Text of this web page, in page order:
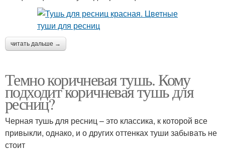
читать дальше →
Темно коричневая тушь. Кому
подходит коричневая тушь для
ресниц?
Черная тушь для ресниц – это классика, к которой все
привыкли, однако, и о других оттенках туши забывать не
стоит